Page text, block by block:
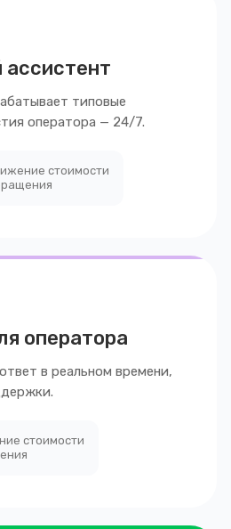
типовые
оператора — 24/7.
стоимости
оператора
в реальном времени,
стоимости